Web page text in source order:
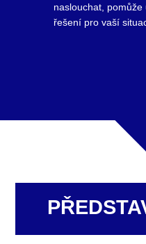
naslouchat,
řešení pro vaší